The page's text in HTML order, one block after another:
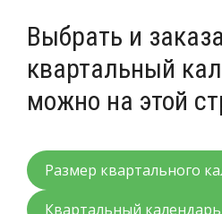
Выбрать и
квартальный
можно на этой
Размер квартального
Квартальный